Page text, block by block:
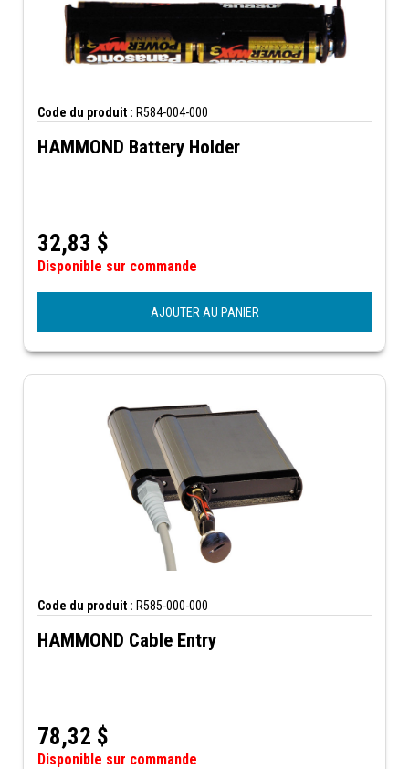
Code du produit : R584-004-000
HAMMOND Battery Holder
32,83 $
Disponible sur commande
AJOUTER AU PANIER
Code du produit : R585-000-000
HAMMOND Cable Entry
78,32 $
Disponible sur commande